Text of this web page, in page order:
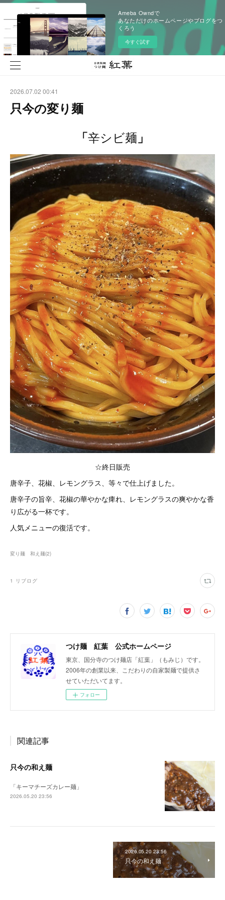
Ameba Owndで
あなただけのホームページやブログをつ
くろう
今すぐ試す
2026.07.02 00:41
只今の変り麺
「辛シビ麺 」
☆終日販売
唐辛子、花椒、レモングラス、等々で仕上げました。
唐辛子の旨辛、花椒の華やかな痺れ、レモングラスの爽やかな香
り広がる一杯です。
人気メニューの復活です。
変り麺 和え麺(2)
1 リブログ
つけ麺 紅葉 公式ホームページ
東京、国分寺のつけ麺店「紅葉」（もみじ）です。
2006年の創業以来、こだわりの自家製麺で提供さ
せていただいてます。
フォロー
関連記事
只今の和え麺
「キーマチーズカレー麺」
2026.05.20 23:56
2026.05.20 23:56
只今の和え麺